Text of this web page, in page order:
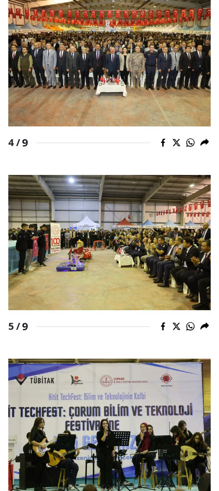
Samsun
Siirt
Sinop
Sivas
Tekirdağ
Tokat
Trabzon
Şanlıurfa
Uşak
Van
Yozgat
Zonguldak
Aksaray
Bayburt
Batman
Şırnak
Ardahan
Iğdır
Yalova
Karabük
4 /9
5 /9